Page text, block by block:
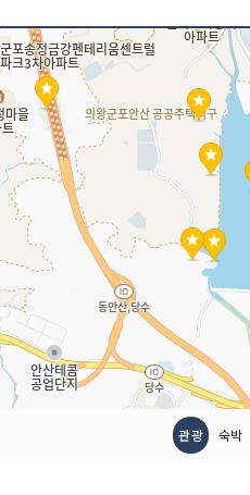
관광 숙박